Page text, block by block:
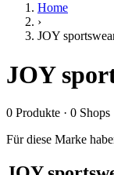
Home
›
JOY
JOY
0 Produkte · 0 Shops
Für diese Marke